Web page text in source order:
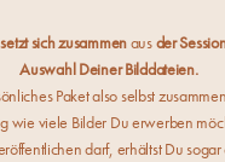
sich zusammenausder
Auswahl Deiner Bilddateien.
Paket also selbst
wie viele Bilder Du erwerben
darf, erhältst Du